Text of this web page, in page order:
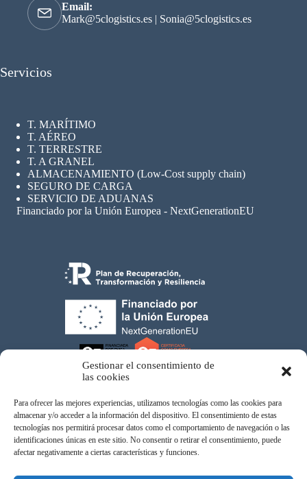
Gestionar el consentimiento de
las cookies
Para ofrecer las mejores experiencias, utilizamos tecnologías como las cookies para
almacenar y/o acceder a la información del dispositivo. El consentimiento de estas
tecnologías nos permitirá procesar datos como el comportamiento de navegación o las
identificaciones únicas en este sitio. No consentir o retirar el consentimiento, puede
afectar negativamente a ciertas características y funciones.
Email:
Mark@5clogistics.es | Sonia@5clogistics.es
Servicios
T. MARÍTIMO
T. AÉREO
T. TERRESTRE
T. A GRANEL
ALMACENAMIENTO (Low-Cost supply chain)
SEGURO DE CARGA
SERVICIO DE ADUANAS
Financiado por la Unión Europea - NextGenerationEU
Atom Eco Fordwading, SL © 2026